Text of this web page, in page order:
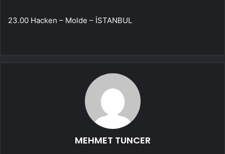
23.00 Hacken – Molde – İSTANBUL
MEHMET TUNCER